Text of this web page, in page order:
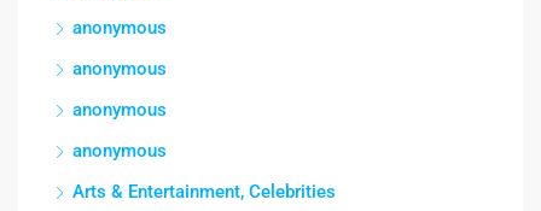
anonymous
anonymous
anonymous
anonymous
Arts & Entertainment, Celebrities